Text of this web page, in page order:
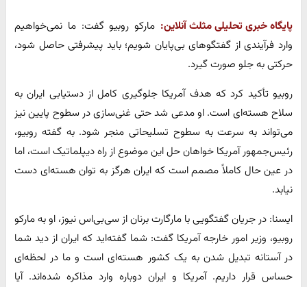
پایگاه خبری تحلیلی مثلث آنلاین: مارکو روبیو گفت: ما نمی‌خواهیم
وارد فرآیندی از گفتگوهای بی‌پایان شویم؛ باید پیشرفتی حاصل شود،
حرکتی به جلو صورت گیرد.
روبیو تأکید کرد که هدف آمریکا جلوگیری کامل از دستیابی ایران به
سلاح هسته‌ای است. او مدعی شد حتی غنی‌سازی در سطوح پایین نیز
می‌تواند به سرعت به سطوح تسلیحاتی منجر شود. به گفته روبیو،
رئیس‌جمهور آمریکا خواهان حل این موضوع از راه دیپلماتیک است، اما
در عین حال کاملاً مصمم است که ایران هرگز به توان هسته‌ای دست
نیابد.
ایسنا: در جریان گفتگویی با مارگارت برنان از سی‌بی‌اس نیوز، او به مارکو
روبیو، وزیر امور خارجه آمریکا گفت: شما گفته‌اید که ایران از دید شما
در آستانه تبدیل شدن به یک کشور هسته‌ای است و ما در لحظه‌ای
حساس قرار داریم. آمریکا و ایران دوباره وارد مذاکره شده‌اند. آیا